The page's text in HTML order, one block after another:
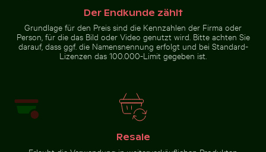
Der Endkunde zählt
Grundlage für den Preis sind die Kennzahlen der Firma oder
Person, für die das Bild oder Video genutzt wird. Bitte achten Sie
darauf, dass ggf. die Namensnennung erfolgt und bei Standard-
Lizenzen das 100.000-Limit gegeben ist.
Resale